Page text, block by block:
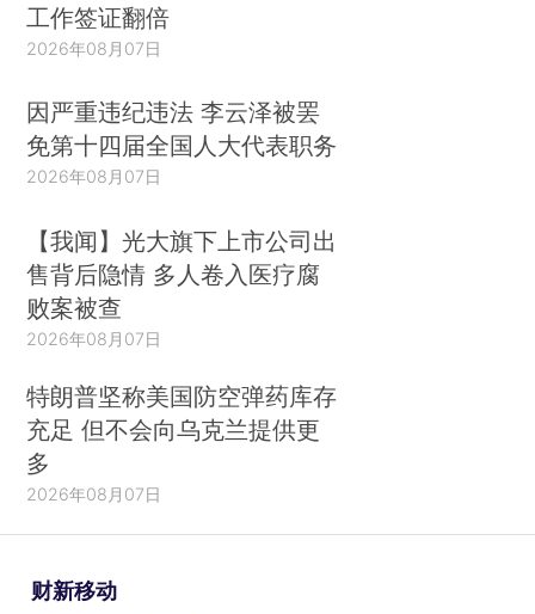
工作签证翻倍
2026年08月07日
因严重违纪违法 李云泽被罢
免第十四届全国人大代表职务
2026年08月07日
【我闻】光大旗下上市公司出
售背后隐情 多人卷入医疗腐
败案被查
2026年08月07日
特朗普坚称美国防空弹药库存
充足 但不会向乌克兰提供更
多
2026年08月07日
财新移动